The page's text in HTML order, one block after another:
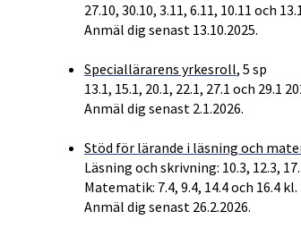
27.10, 30.10, 3.11, 6.11, 10.11 och
Anmäl dig senast 13.10.2025.
Speciallärarens yrkesroll, 5 sp
13.1, 15.1, 20.1, 22.1, 27.1 och 29.1
Anmäl dig senast 2.1.2026.
Stöd för lärande i läsning och
Läsning och skrivning: 10.3, 12.3,
Matematik: 7.4, 9.4, 14.4 och 16.4 kl.
Anmäl dig senast 26.2.2026.